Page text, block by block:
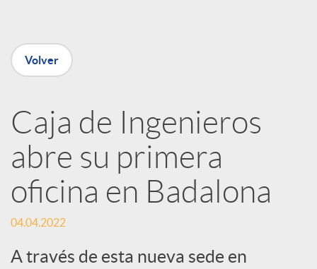
p
a
r
t
i
Volver
Caja de Ingenieros
abre su primera
oficina en Badalona
04.04.2022
A través de esta nueva sede en